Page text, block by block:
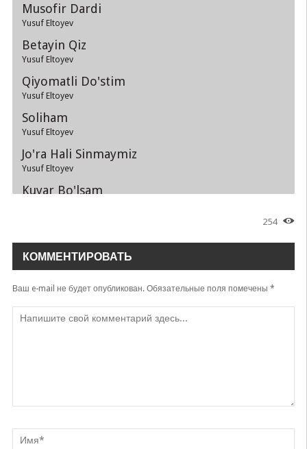
Musofir Dardi
Yusuf Eltoyev
Betayin Qiz
Yusuf Eltoyev
Qiyomatli Do'stim
Yusuf Eltoyev
Soliham
Yusuf Eltoyev
Jo'ra Hali Sinmaymiz
Yusuf Eltoyev
Kuyar Bo'lsam
Yusuf Eltoyev
254
КОММЕНТИРОВАТЬ
Ваш e-mail не будет опубликован.Обязательные поля помечены *